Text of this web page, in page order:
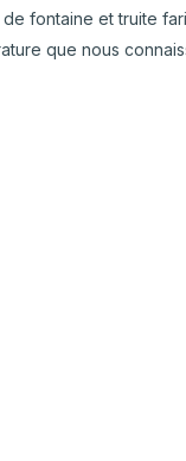
fontaine et truite
que nous